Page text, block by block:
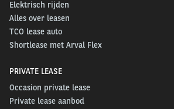
Elektrisch rijden
Alles over leasen
TCO lease auto
Shortlease met Arval Flex
PRIVATE LEASE
Occasion private lease
Private lease aanbod